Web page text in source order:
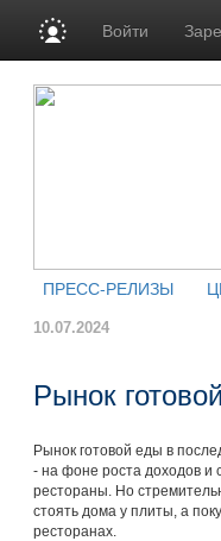
Войти
ПРЕСС-РЕЛИЗЫ
10.07.2024
Рынок
Рынок готовой еды в
- на фоне роста доходов и
рестораны. Но
стоять дома у плиты, а
ресторанах.